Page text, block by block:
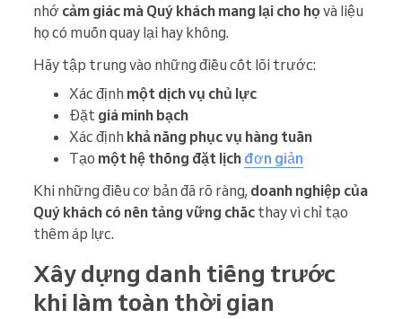
nhớ cảm giác mà Quý khách mang lại cho họvà liệu
họ có muốn quay lại hay không.
Hãy tập trung vào những điều cốt lõi trước:
Xác định một dịch vụ chủ lực
Đặt giá minh bạch
Xác định khả năng phục vụ hàng tuần
Tạo một hệ thống đặt lịch đơn giản
Khi những điều cơ bản đã rõ ràng, doanh nghiệp của
Quý khách có nền tảng vững chắc thay vì chỉ tạo
thêm áp lực.
Xây dựng danh tiếng trước
khi làm toàn thời gian